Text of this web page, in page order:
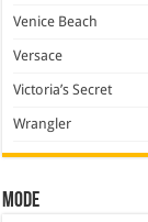
Venice Beach
Versace
Victoria’s Secret
Wrangler
Mode